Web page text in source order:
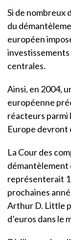
Si de nombreux
du
européen
centrales.
Ainsi, en 2004,
européenne
réacteurs parmi
Europe devront
La Cour des
démantèlement
représenterait
prochaines
Arthur D. Little
d’euros dans le